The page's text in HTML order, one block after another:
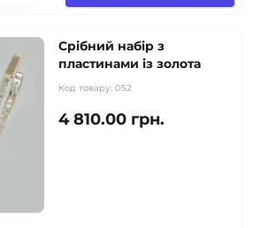
Срібний набір з
пластинами із золота
Код товару: 052
4 810.00 грн.